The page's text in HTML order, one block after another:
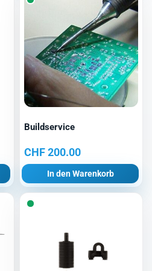
Buildservice
CHF200.00
In den Warenkorb